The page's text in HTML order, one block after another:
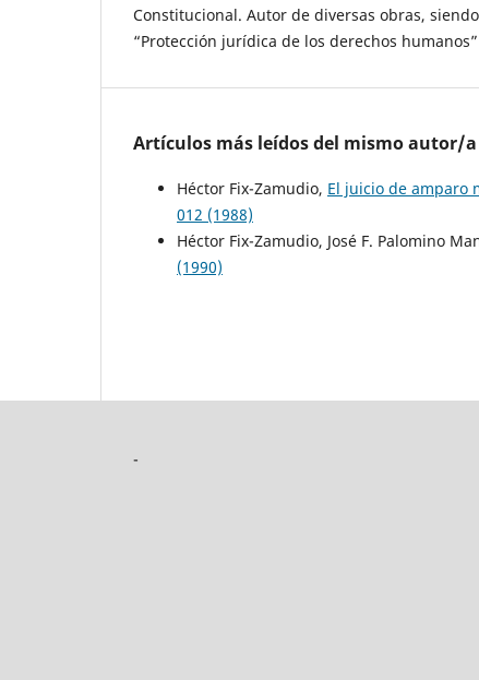
Constitucional. Autor de diversas obras,
“Protección jurídica de los derechos
Artículos más leídos del mismo autor/a
Héctor Fix-Zamudio, El juicio de amparo
012 (1988)
Héctor Fix-Zamudio, José F. Palomino
(1990)
-